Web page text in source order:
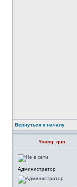
Вернуться к началу
Young_gun
Администратор